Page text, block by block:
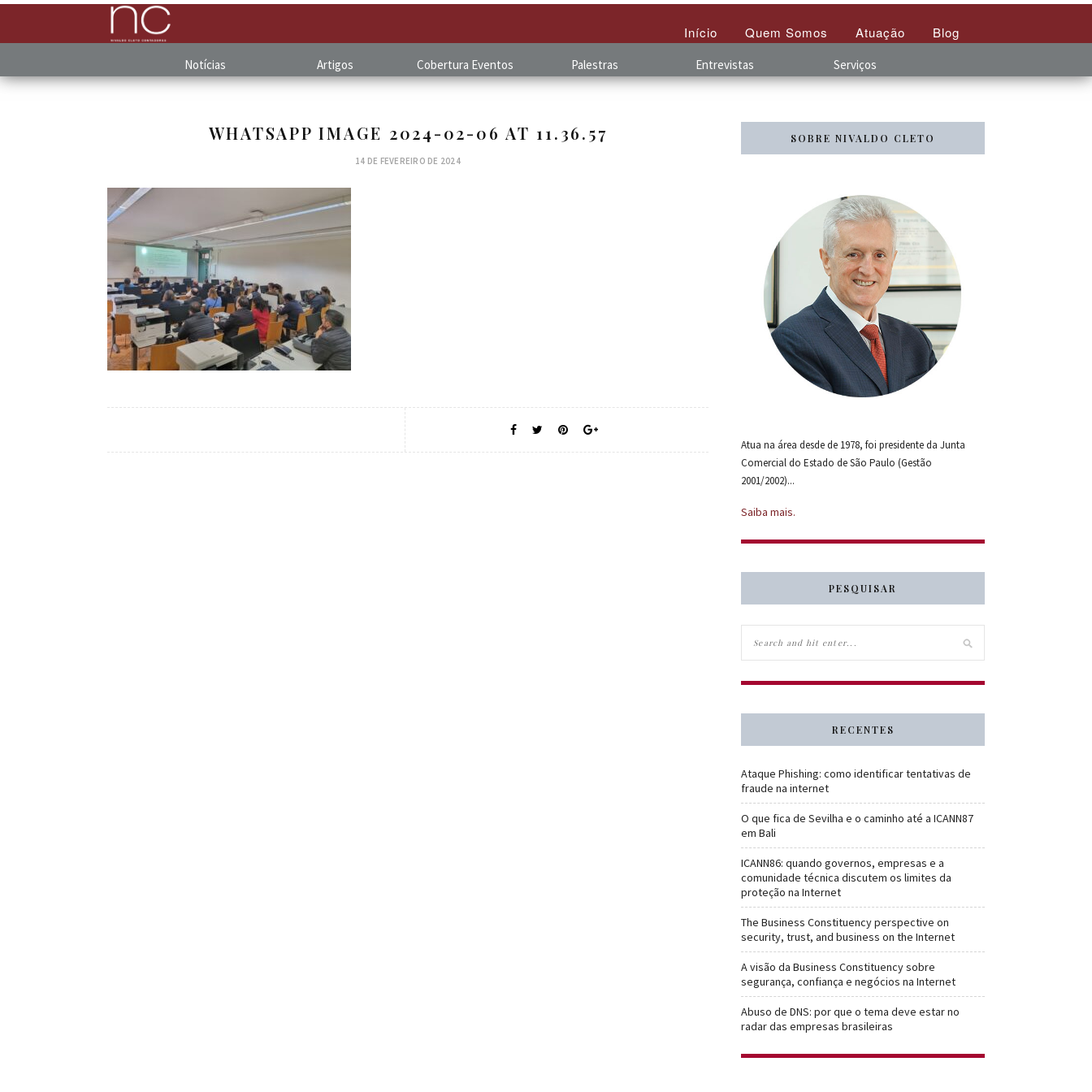
Início Quem Somos Atuação Blog
Notícias Artigos Cobertura Eventos Palestras Entrevistas Serviços
WHATSAPP IMAGE 2024-02-06 AT 11.36.57
14 DE FEVEREIRO DE 2024
SOBRE NIVALDO CLETO
Atua na área desde de 1978, foi presidente da Junta
Comercial do Estado de São Paulo (Gestão
2001/2002)...
Saiba mais.
PESQUISAR
RECENTES
Ataque Phishing: como identificar tentativas de
fraude na internet
O que fica de Sevilha e o caminho até a ICANN87
em Bali
ICANN86: quando governos, empresas e a
comunidade técnica discutem os limites da
proteção na Internet
The Business Constituency perspective on
security, trust, and business on the Internet
A visão da Business Constituency sobre
segurança, confiança e negócios na Internet
Abuso de DNS: por que o tema deve estar no
radar das empresas brasileiras